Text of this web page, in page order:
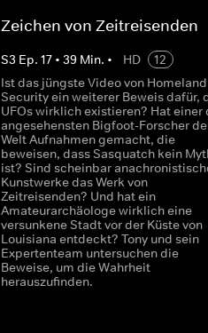
Zeichen von Zeitreisenden
S3 Ep.17 •39 Min. • HD
12
Ist das jüngste Video von Homeland
Security ein weiterer Beweis dafür,
UFOs wirklich existieren? Hat einer
angesehensten Bigfoot-Forscher
Welt Aufnahmen gemacht, die
beweisen, dass Sasquatch kein
ist? Sind scheinbar
Kunstwerke das Werk von
Zeitreisenden? Und hat ein
Amateurarchäologe wirklich eine
versunkene Stadt vor der Küste von
Louisiana entdeckt? Tony und sein
Expertenteam untersuchen die
Beweise, um die Wahrheit
herauszufinden.